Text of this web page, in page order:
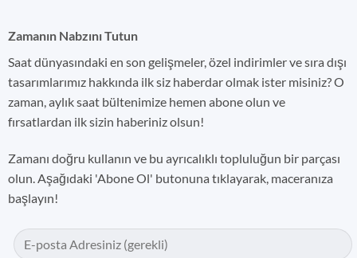
Zamanın Nabzını Tutun
Saat dünyasındaki en son gelişmeler, özel indirimler ve sıra dışı
tasarımlarımız hakkında ilk siz haberdar olmak ister misiniz? O
zaman, aylık saat bültenimize hemen abone olun ve
fırsatlardan ilk sizin haberiniz olsun!
Zamanı doğru kullanın ve bu ayrıcalıklı topluluğun bir parçası
olun. Aşağıdaki 'Abone Ol' butonuna tıklayarak, maceranıza
başlayın!